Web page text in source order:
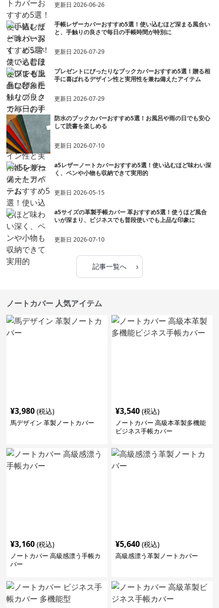
更新日2026-06-26
手帳レザーカバーおすすめ5選！使い込むほど深まる風合い
と、手触りの良さで毎日の手帳時間が特別に
更新日2026-07-29
プレゼントにぴったりなブックカバーおすすめ5選！贈る相
手に喜ばれるデザイン性と実用性を兼ね備えたアイテム
更新日2026-07-29
防水のブックカバーおすすめ5選！お風呂や雨の日でも安心
して読書を楽しめる
更新日2026-07-10
a5レザーノートカバーおすすめ5選！使い込むほど味わい深
く、ペンや小物も収納できて実用的
更新日2026-05-15
a5サイズの革製手帳カバー 革おすすめ5選！使うほど風合
いが深まり、ビジネスでも普段使いでも上品な印象に
更新日2026-07-10
記事一覧へ ›
ノートカバー 人気アイテム
¥3,980 (税込)
馬デザイン 革製ノートカバー
¥3,540 (税込)
ノートカバー 高級本革製多機能
ビジネス手帳カバー
¥3,160 (税込)
ノートカバー 高級感漂う手帳カ
バー
¥5,640 (税込)
高級感漂う革製ノートカバー